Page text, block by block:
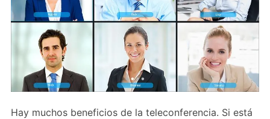
Hay muchos beneficios de la teleconferencia. Si está